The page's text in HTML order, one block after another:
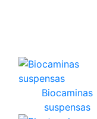
Biocaminas
suspensas